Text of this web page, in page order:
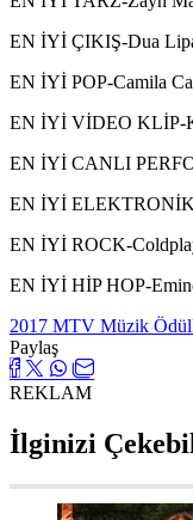
EN İYİ ÇIKIŞ-Dua
EN İYİ POP-Camila
EN İYİ VİDEO KLİP-
EN İYİ CANLI
EN İYİ
EN İYİ ROCK-
EN İYİ HİP HOP-
2017 MTV Müzik
Paylaş
REKLAM
İlginizi